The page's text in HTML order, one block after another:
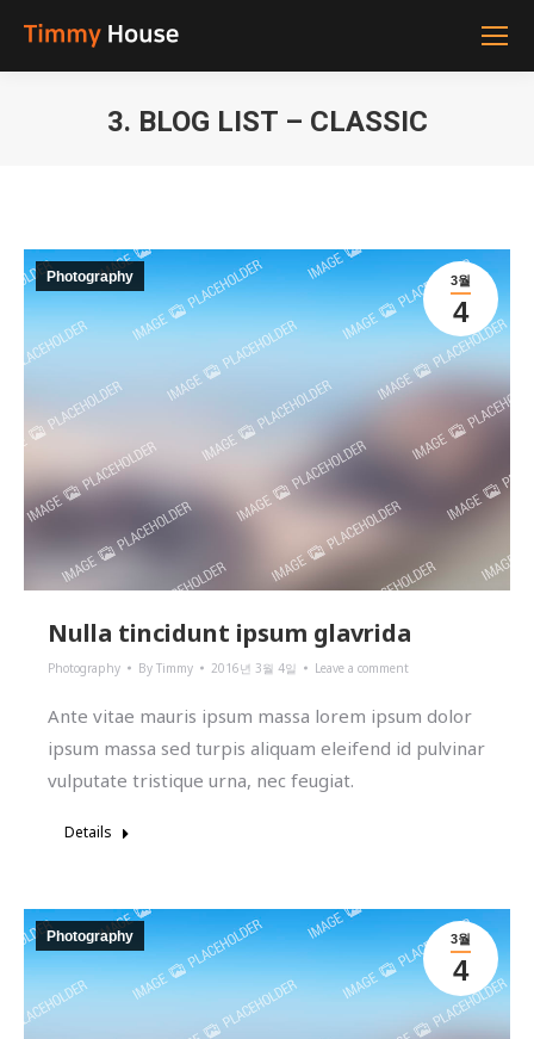
3. BLOG LIST – CLASSIC
3월
4
Photography
Nulla tincidunt ipsum glavrida
Photography By Timmy 2016년 3월 4일 Leave a comment
Ante vitae mauris ipsum massa lorem ipsum dolor
ipsum massa sed turpis aliquam eleifend id pulvinar
vulputate tristique urna, nec feugiat.
Details
3월
4
Photography